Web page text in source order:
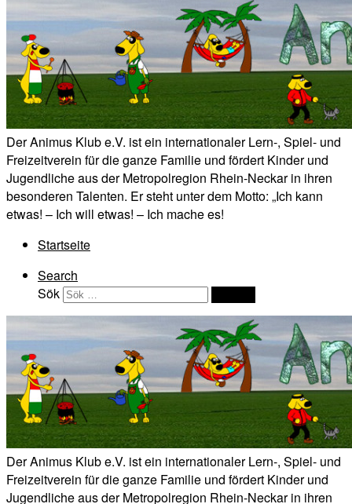
Der Animus Klub e.V. ist ein internationaler Lern-, Spiel- und
Freizeitverein für die ganze Familie und fördert Kinder und
Jugendliche aus der Metropolregion Rhein-Neckar in ihren
besonderen Talenten. Er steht unter dem Motto: „Ich kann
etwas! – Ich will etwas! – Ich mache es!
Startseite
Search
Sök
Der Animus Klub e.V. ist ein internationaler Lern-, Spiel- und
Freizeitverein für die ganze Familie und fördert Kinder und
Jugendliche aus der Metropolregion Rhein-Neckar in ihren